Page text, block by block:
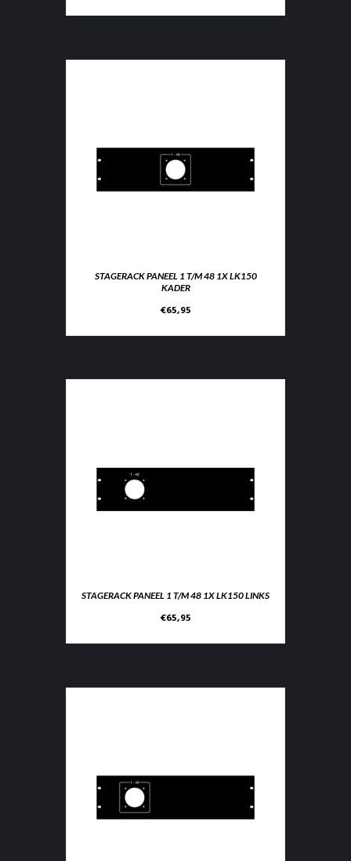
STAGERACK PANEEL 1 T/M 48 1X LK150
KADER
€65,95
STAGERACK PANEEL 1 T/M 48 1X LK150 LINKS
€65,95